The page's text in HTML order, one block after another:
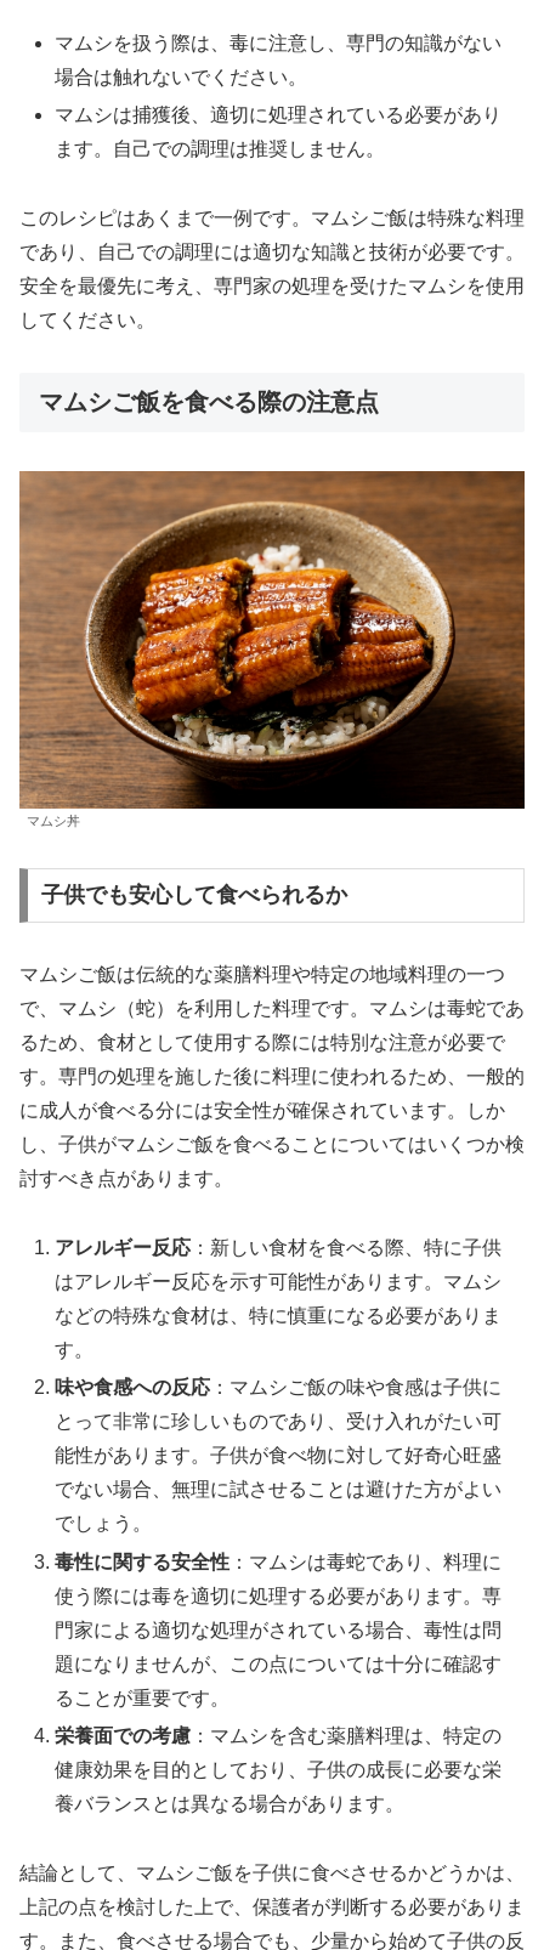
マムシを扱う際は、毒に注意し、専門の知識がない
場合は触れないでください。
マムシは捕獲後、適切に処理されている必要があり
ます。自己での調理は推奨しません。
このレシピはあくまで一例です。マムシご飯は特殊な料理
であり、自己での調理には適切な知識と技術が必要です。
安全を最優先に考え、専門家の処理を受けたマムシを使用
してください。
マムシご飯を食べる際の注意点
マムシ丼
子供でも安心して食べられるか
マムシご飯は伝統的な薬膳料理や特定の地域料理の一つ
で、マムシ（蛇）を利用した料理です。マムシは毒蛇であ
るため、食材として使用する際には特別な注意が必要で
す。専門の処理を施した後に料理に使われるため、一般的
に成人が食べる分には安全性が確保されています。しか
し、子供がマムシご飯を食べることについてはいくつか検
討すべき点があります。
アレルギー反応 ：新しい食材を食べる際、特に子供
はアレルギー反応を示す可能性があります。マムシ
などの特殊な食材は、特に慎重になる必要がありま
す。
味や食感への反応 ：マムシご飯の味や食感は子供に
とって非常に珍しいものであり、受け入れがたい可
能性があります。子供が食べ物に対して好奇心旺盛
でない場合、無理に試させることは避けた方がよい
でしょう。
毒性に関する安全性 ：マムシは毒蛇であり、料理に
使う際には毒を適切に処理する必要があります。専
門家による適切な処理がされている場合、毒性は問
題になりませんが、この点については十分に確認す
ることが重要です。
栄養面での考慮 ：マムシを含む薬膳料理は、特定の
健康効果を目的としており、子供の成長に必要な栄
養バランスとは異なる場合があります。
結論として、マムシご飯を子供に食べさせるかどうかは、
上記の点を検討した上で、保護者が判断する必要がありま
す。また、食べさせる場合でも、少量から始めて子供の反